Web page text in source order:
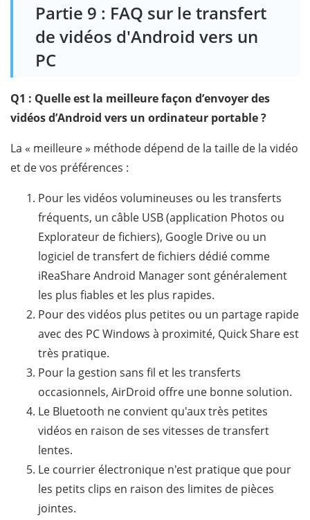
Partie 9 : FAQ sur le transfert
de vidéos d'Android vers un
PC
Q1 : Quelle est la meilleure façon d’envoyer des
vidéos d’Android vers un ordinateur portable ?
La « meilleure » méthode dépend de la taille de la vidéo
et de vos préférences :
Pour les vidéos volumineuses ou les transferts
fréquents, un câble USB (application Photos ou
Explorateur de fichiers), Google Drive ou un
logiciel de transfert de fichiers dédié comme
iReaShare Android Manager sont généralement
les plus fiables et les plus rapides.
Pour des vidéos plus petites ou un partage rapide
avec des PC Windows à proximité, Quick Share est
très pratique.
Pour la gestion sans fil et les transferts
occasionnels, AirDroid offre une bonne solution.
Le Bluetooth ne convient qu'aux très petites
vidéos en raison de ses vitesses de transfert
lentes.
Le courrier électronique n'est pratique que pour
les petits clips en raison des limites de pièces
jointes.